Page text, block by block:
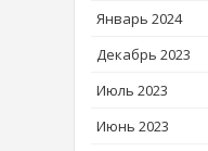
Январь 2024
Декабрь 2023
Июль 2023
Июнь 2023